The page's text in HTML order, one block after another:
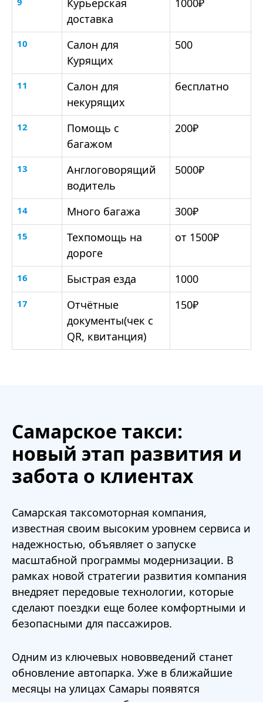
Курьерская
доставка
1000₽
10
Салон для
Курящих
500
11
Салон для
некурящих
бесплатно
12
Помощь с
багажом
200₽
13
Англоговорящий
водитель
5000₽
14 Много багажа 300₽
15
Техпомощь на
дороге
от 1500₽
16 Быстрая езда 1000
17
Отчётные
документы(чек с
QR, квитанция)
150₽
Самарское такси:
новый этап развития и
забота о клиентах
Самарская таксомоторная компания,
известная своим высоким уровнем сервиса и
надежностью, объявляет о запуске
масштабной программы модернизации. В
рамках новой стратегии развития компания
внедряет передовые технологии, которые
сделают поездки еще более комфортными и
безопасными для пассажиров.
Одним из ключевых нововведений станет
обновление автопарка. Уже в ближайшие
месяцы на улицах Самары появятся